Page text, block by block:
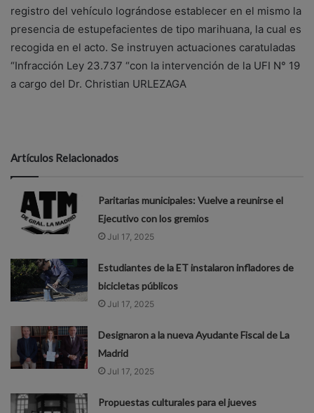
registro del vehículo lográndose establecer en el mismo la
presencia de estupefacientes de tipo marihuana, la cual es
recogida en el acto. Se instruyen actuaciones caratuladas
“Infracción Ley 23.737 “con la intervención de la UFI N° 19
a cargo del Dr. Christian URLEZAGA
Artículos Relacionados
Paritarias municipales: Vuelve a reunirse el
Ejecutivo con los gremios
Jul 17, 2025
Estudiantes de la ET instalaron infladores de
bicicletas públicos
Jul 17, 2025
Designaron a la nueva Ayudante Fiscal de La
Madrid
Jul 17, 2025
Propuestas culturales para el jueves